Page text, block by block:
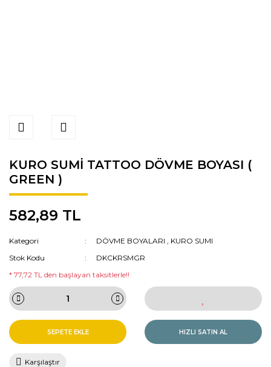
KURO SUMİ TATTOO DÖVME BOYASI (
GREEN )
582,89 TL
Kategori DÖVME BOYALARI , KURO SUMI
Stok Kodu
DKCKRSMGR
* 77,72 TL den başlayan taksitlerle!!
SEPETE EKLE HIZLI SATIN AL
Karşılaştır